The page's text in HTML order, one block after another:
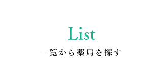
List
​一覧から薬局を探す